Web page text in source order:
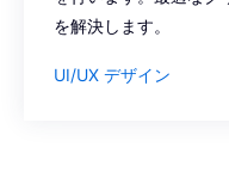
を解決します。
UI/UX デザイン